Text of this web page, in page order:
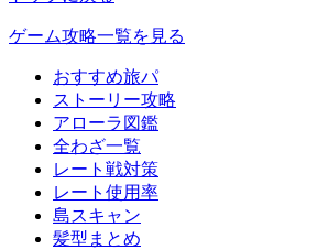
ゲーム攻略一覧を見る
おすすめ旅パ
ストーリー攻略
アローラ図鑑
全わざ一覧
レート戦対策
レート使用率
島スキャン
髪型まとめ